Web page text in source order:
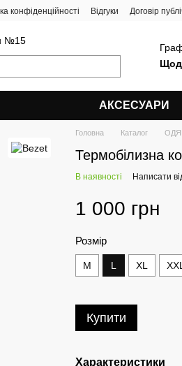
конфіденційності Відгуки Договір
№15
АКСЕСУАРИ
Головна Каталог
Термобілизна
В наявності Написати
1 000 грн
Розмір
M L XL XXL
Купити
Характеристики